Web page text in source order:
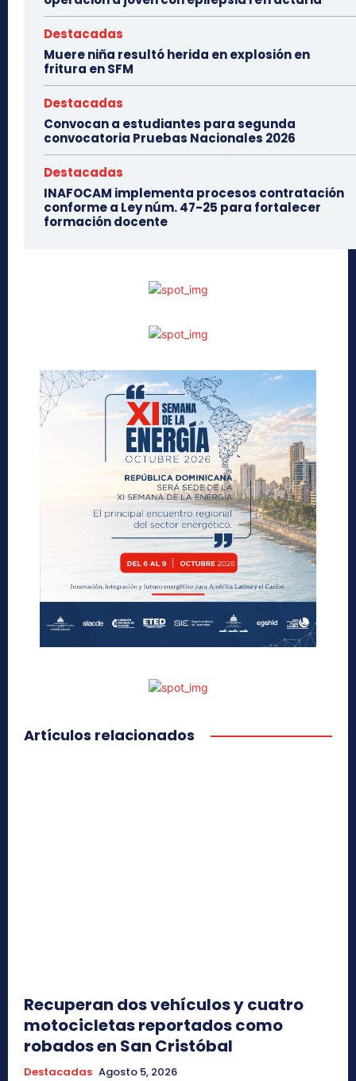
Destacadas
Muere niña resultó herida en explosión en
fritura en SFM
Destacadas
Convocan a estudiantes para segunda
convocatoria Pruebas Nacionales 2026
Destacadas
INAFOCAM implementa procesos contratación
conforme a Ley núm. 47-25 para fortalecer
formación docente
Artículos relacionados
Recuperan dos vehículos y cuatro
motocicletas reportados como
robados en San Cristóbal
Destacadas Agosto 5, 2026